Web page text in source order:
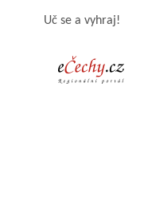
Uč se a vyhraj!